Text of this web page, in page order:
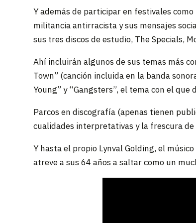
Y además de participar en festivales
militancia antirracista y sus mensajes
sus tres discos de estudio, The Specials,
Ahí incluirán algunos de sus temas más
Town” (canción incluida en la banda
Young” y “Gangsters”, el tema con el
Parcos en discografía (apenas tienen
cualidades interpretativas y la frescura
Y hasta el propio Lynval Golding, el
atreve a sus 64 años a saltar como un